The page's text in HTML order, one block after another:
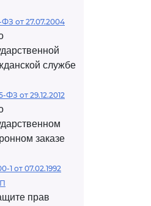
ФЗ от 27.07.2004
службе
ФЗ от 29.12.2012
заказе
1 от 07.02.1992
прав